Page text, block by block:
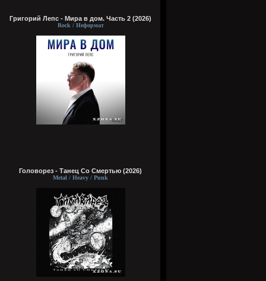
Григорий Лепс - Мира в дом. Часть 2 (2026)
Rock / Неформат
Головорез - Tанец Со Смертью (2026)
Metal / Heavy / Punk